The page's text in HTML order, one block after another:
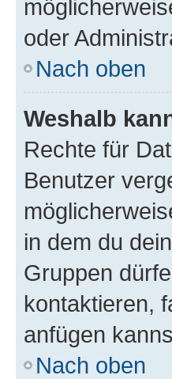
oder
Nach oben
Weshalb
Rechte für
Benutzer
in dem du
Gruppen
kontaktieren,
anfügen
Nach oben